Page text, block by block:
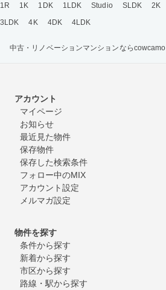
1R 1K 1DK 1LDK Studio SLDK 2K
3LDK
4K 4DK 4LDK
中古・リノベーションマンションならcowcamo
アカウント
マイページ
お知らせ
最近見た物件
保存物件
保存した検索条件
フォロー中のMIX
アカウント設定
メルマガ設定
物件を探す
条件から探す
新着から探す
市区から探す
路線・駅から探す